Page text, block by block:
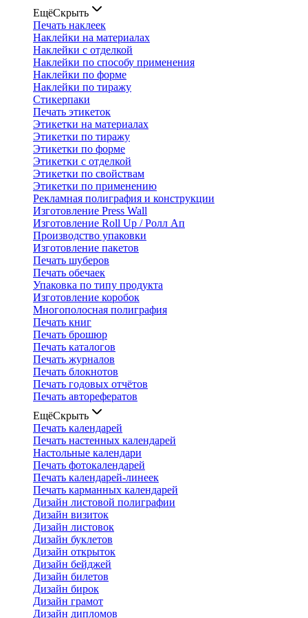
ЕщёСкрыть
Печать наклеек
Наклейки на материалах
Наклейки с отделкой
Наклейки по способу применения
Наклейки по форме
Наклейки по тиражу
Стикерпаки
Печать этикеток
Этикетки на материалах
Этикетки по тиражу
Этикетки по форме
Этикетки с отделкой
Этикетки по свойствам
Этикетки по применению
Рекламная полиграфия и конструкции
Изготовление Press Wall
Изготовление Roll Up / Ролл Ап
Производство упаковки
Изготовление пакетов
Печать шуберов
Печать обечаек
Упаковка по типу продукта
Изготовление коробок
Многополосная полиграфия
Печать книг
Печать брошюр
Печать каталогов
Печать журналов
Печать блокнотов
Печать годовых отчётов
Печать авторефератов
ЕщёСкрыть
Печать календарей
Печать настенных календарей
Настольные календари
Печать фотокалендарей
Печать календарей-линеек
Печать карманных календарей
Дизайн листовой полиграфии
Дизайн визиток
Дизайн листовок
Дизайн буклетов
Дизайн открыток
Дизайн бейджей
Дизайн билетов
Дизайн бирок
Дизайн грамот
Дизайн дипломов